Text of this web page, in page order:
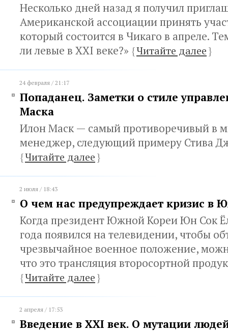
Несколько дней назад я получил
Американской ассоциации принять
который состоится в Чикаго в апреле.
ли левые в XXI веке?» {Читайте далее}
24 февраля / 21:17
Попаданец. Заметки о стиле
Маска
Илон Маск — самый противоречивый в
менеджер, следующий примеру Стива
{Читайте далее}
2 июля / 18:43
О чем нас предупреждает кризис в
Когда президент Южной Кореи Юн Сок
года появился на телевидении, чтобы
чрезвычайное военное положение,
что это трансляция второсортной
{Читайте далее}
2 апреля / 17:53
Введение в XXI век. О мутации